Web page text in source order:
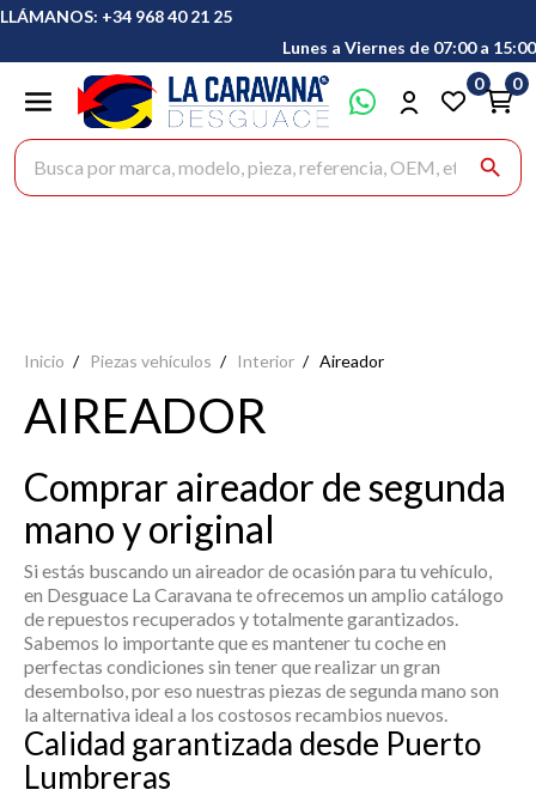
LLÁMANOS: +34 968 40 21 25
Lunes a Viernes de 07:00 a 15:00
Buscar productos
search
0 0
Inicio Piezas vehículos Interior Aireador
AIREADOR
Comprar aireador de segunda
mano y original
Si estás buscando un aireadorde ocasión para tu vehículo,
en Desguace La Caravana te ofrecemos un amplio catálogo
de repuestos recuperados y totalmente garantizados.
Sabemos lo importante que es mantener tu coche en
perfectas condiciones sin tener que realizar un gran
desembolso, por eso nuestras piezas de segunda mano son
la alternativa ideal a los costosos recambios nuevos.
Calidad garantizada desde Puerto
Lumbreras